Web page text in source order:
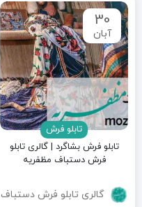
تابلو فرش
30
آبان
تابلو فرش بشاگرد | گالری تابلو
فرش دستباف مظفریه
گالری تابلو فرش دستباف